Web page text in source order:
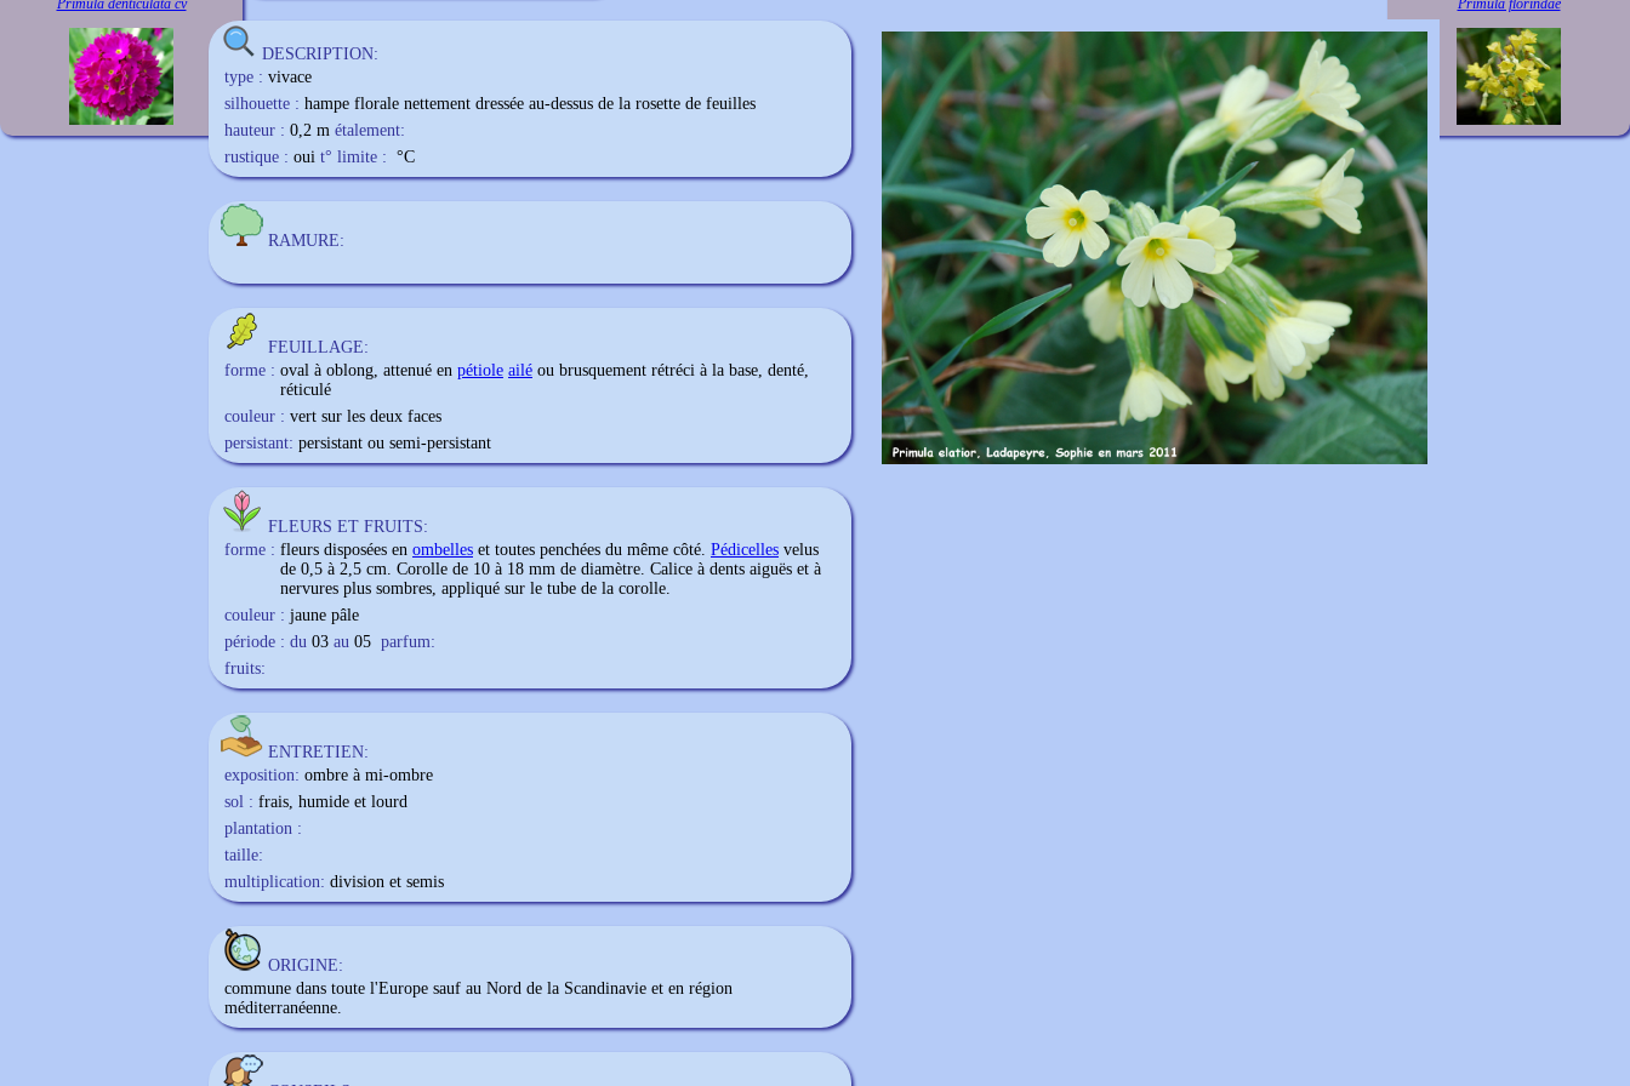
Primula denticulata cv Primula florindae
DESCRIPTION:
type : vivace
silhouette : hampe florale nettement dressée au-dessus de la rosette de feuilles
hauteur : 0,2 m étalement:
rustique : oui t° limite : °C
RAMURE:
FEUILLAGE:
forme : oval à oblong, attenué en pétiole ailé ou brusquement rétréci à la base, denté,
réticulé
couleur : vert sur les deux faces
persistant: persistant ou semi-persistant
FLEURS ET FRUITS:
forme : fleurs disposées en ombelles et toutes penchées du même côté. Pédicelles velus
de 0,5 à 2,5 cm. Corolle de 10 à 18 mm de diamètre. Calice à dents aiguës et à
nervures plus sombres, appliqué sur le tube de la corolle.
couleur : jaune pâle
période : du 03 au 05 parfum:
fruits:
ENTRETIEN:
exposition: ombre à mi-ombre
sol : frais, humide et lourd
plantation :
taille:
multiplication: division et semis
ORIGINE:
commune dans toute l'Europe sauf au Nord de la Scandinavie et en région
méditerranéenne.